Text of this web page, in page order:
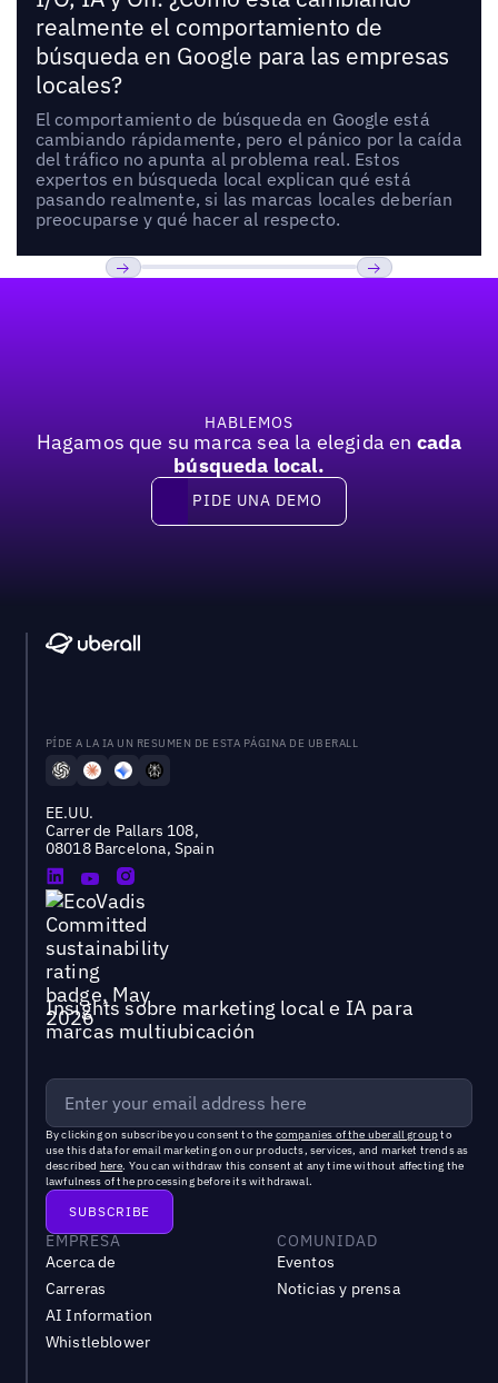
realmente el comportamiento de
búsqueda en Google para las empresas
locales?
El comportamiento de búsqueda en Google está
cambiando rápidamente, pero el pánico por la caída
del tráfico no apunta al problema real. Estos
expertos en búsqueda local explican qué está
pasando realmente, si las marcas locales deberían
preocuparse y qué hacer al respecto.
HABLEMOS
Hagamos que su marca sea la elegida en cada
búsqueda local.
Pide una demo
PIDE UNA DEMO
PÍDE A LA IA UN RESUMEN DE ESTA PÁGINA DE UBERALL
EE.UU.
Carrer de Pallars 108,
08018 Barcelona, Spain
Insights sobre marketing local e IA para
marcas multiubicación
By clicking on subscribe you consent to the companies of the uberall groupto
use this data for email marketing on our products, services, and market trends as
described here. You can withdraw this consent at any time without affecting the
lawfulness of the processing before its withdrawal.
EMPRESA
Acerca de
Carreras
AI Information
Whistleblower
COMUNIDAD
Eventos
Noticias y prensa